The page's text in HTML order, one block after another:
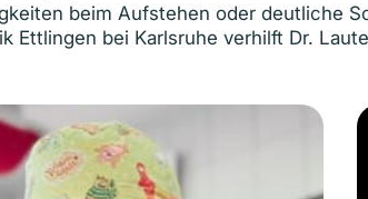
beim Aufstehen oder deutliche
bei Karlsruhe verhilft Dr.